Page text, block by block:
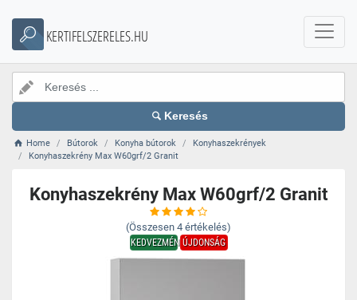
KERTIFELSZERELES.HU
Keresés
Home Bútorok Konyha bútorok
Konyhaszekrények
Konyhaszekrény Max W60grf/2 Granit
Konyhaszekrény Max W60grf/2 Granit
(Összesen 4 értékelés)
KEDVEZMÉNYÚJDONSÁG